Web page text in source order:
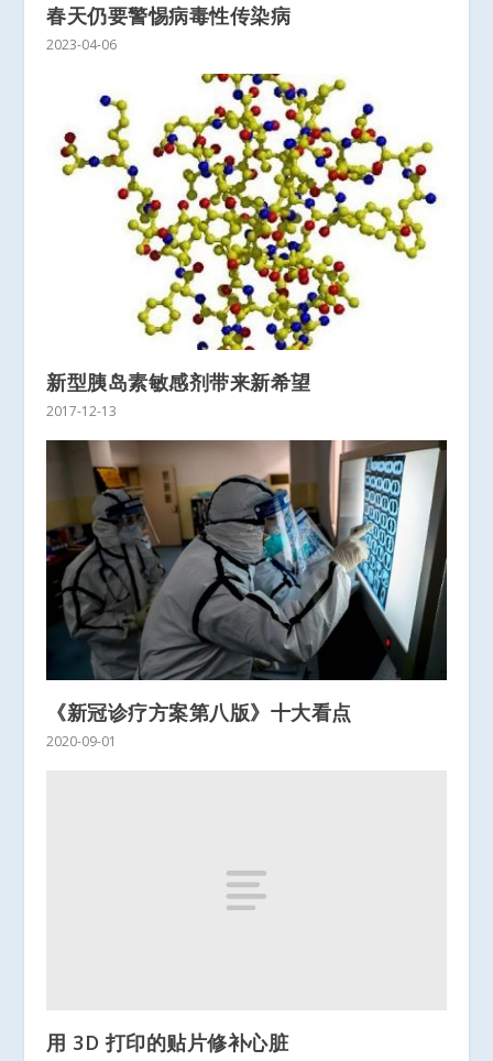
春天仍要警惕病毒性传染病
2023-04-06
新型胰岛素敏感剂带来新希望
2017-12-13
《新冠诊疗方案第八版》十大看点
2020-09-01
用 3D 打印的贴片修补心脏